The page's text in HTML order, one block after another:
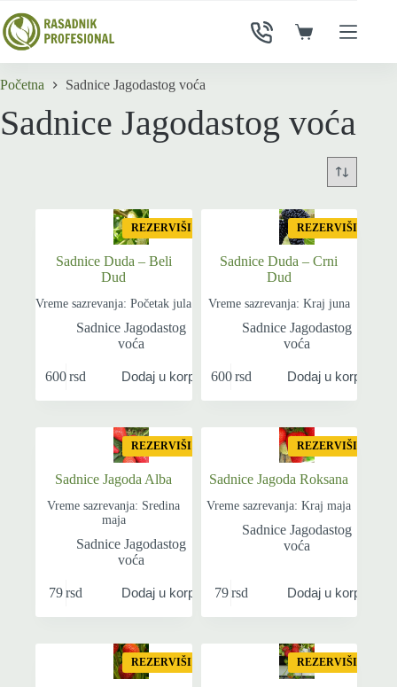
to
content
Shopping
Početna Sadnice Jagodastog voća
Sadnice Jagodastog voća
REZERVIŠI
Sadnice Duda – Beli
Dud
Vreme sazrevanja: Početak jula
Sadnice Jagodastog
voća
600rsd Dodaj u korpu
REZERVIŠI
Sadnice Duda – Crni
Dud
Vreme sazrevanja: Kraj juna
Sadnice Jagodastog
voća
600rsd Dodaj u korpu
REZERVIŠI
Sadnice Jagoda Alba
Vreme sazrevanja: Sredina
maja
Sadnice Jagodastog
voća
79rsd Dodaj u korpu
REZERVIŠI
Sadnice Jagoda Roksana
Vreme sazrevanja: Kraj maja
Sadnice Jagodastog
voća
79rsd Dodaj u korpu
REZERVIŠI REZERVIŠI